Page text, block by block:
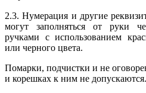
2.3. Нумерация и другие
могут заполняться от руки
ручками с использованием
или черного цвета.
Помарки, подчистки и не
и корешках к ним не допускаются.